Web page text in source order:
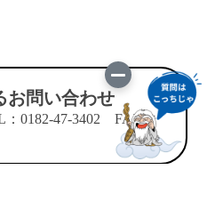
お問い合わせ
0182-47-3402 FAX：